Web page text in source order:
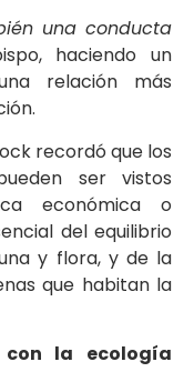
una conducta
haciendo un
relación más
recordó que los
ser vistos
económica o
del equilibrio
y flora, y de la
que habitan la
con la ecología